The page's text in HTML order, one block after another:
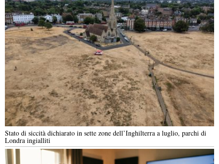
Stato di siccità dichiarato in sette zone dell’Inghilterra a luglio, parchi di
Londra ingialliti